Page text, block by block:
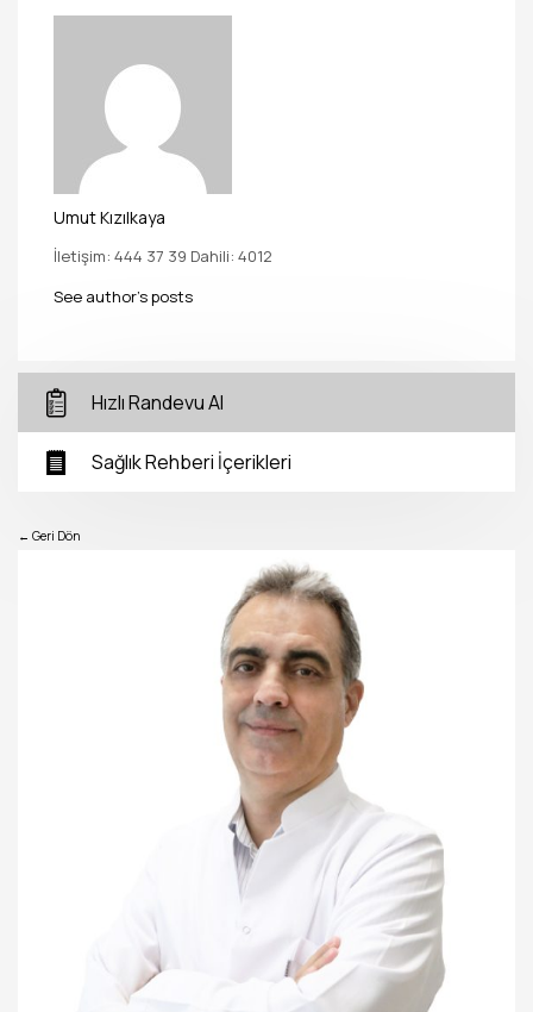
Umut Kızılkaya
İletişim: 444 37 39 Dahili: 4012
See author's posts
Hızlı Randevu Al
Sağlık Rehberi İçerikleri
← Geri Dön